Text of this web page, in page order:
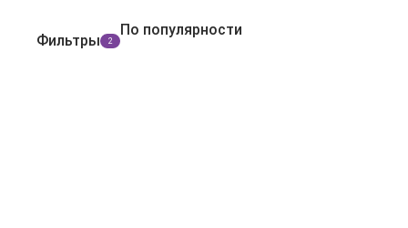
Фильтры 2
По популярности